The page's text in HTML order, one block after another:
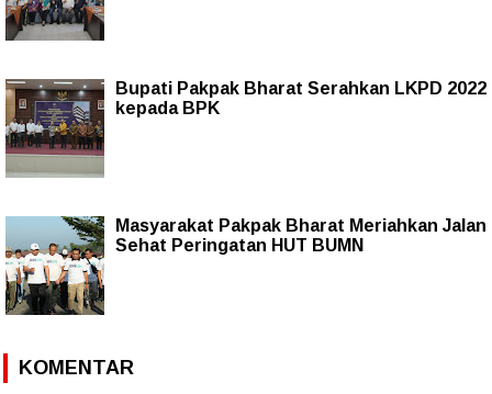
Bupati Pakpak Bharat Serahkan LKPD 2022
kepada BPK
Masyarakat Pakpak Bharat Meriahkan Jalan
Sehat Peringatan HUT BUMN
KOMENTAR